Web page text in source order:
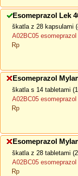
Esomeprazol Lek
škatla z 28 kapsulami
A02BC05 esomeprazol
Rp
Esomeprazol
škatla s 14 tabletami
A02BC05 esomeprazol
Rp
Esomeprazol
škatla z 28 tabletami
A02BC05 esomeprazol
Rp